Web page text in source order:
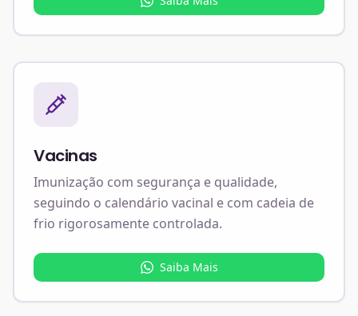
Vacinas
Imunização com segurança e qualidade,
seguindo o calendário vacinal e com cadeia de
frio rigorosamente controlada.
Saiba Mais